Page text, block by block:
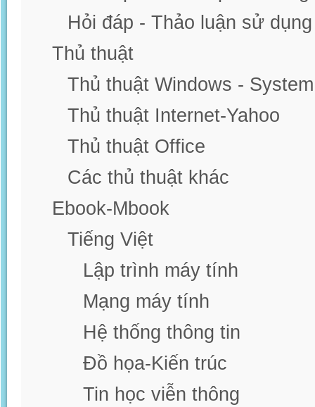
Hỏi đáp - Thảo luận sử
Thủ thuật
Thủ thuật Windows - System
Thủ thuật Internet-Yahoo
Thủ thuật Office
Các thủ thuật khác
Ebook-Mbook
Tiếng Việt
Lập trình máy tính
Mạng máy tính
Hệ thống thông tin
Đồ họa-Kiến trúc
Tin học viễn thông